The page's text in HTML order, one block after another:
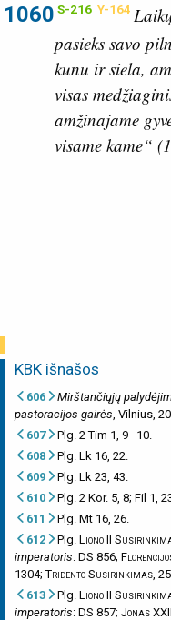
1060 S-216 Y-164
pasieks savo
kūnu ir siela,
visas
amžinajame
visame kame“ (
KBK išnašos
606 Mirštančiųjų
pastoracijos gairės, Vilnius,
607
Plg. 2 Tim 1, 9–10.
608
Plg. Lk 16, 22.
609
Plg. Lk 23, 43.
610
Plg. 2 Kor. 5, 8; Fil 1,
611
Plg. Mt 16, 26.
612
Plg. Liono II
imperatoris: DS 856;
1304;Tridento Susirinkimas, 25
613
Plg. Liono II
imperatoris: DS 857; Jonas XXII